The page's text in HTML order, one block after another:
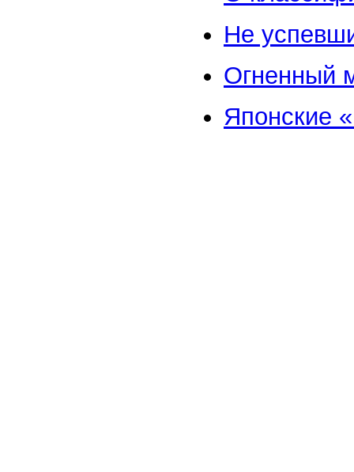
Не
Огненный
Японские